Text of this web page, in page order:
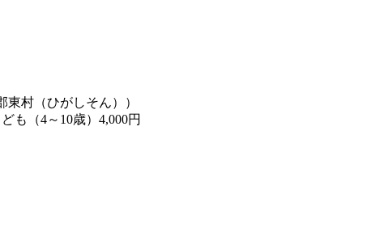
村（ひがしそん））
も（4～10歳）4,000円